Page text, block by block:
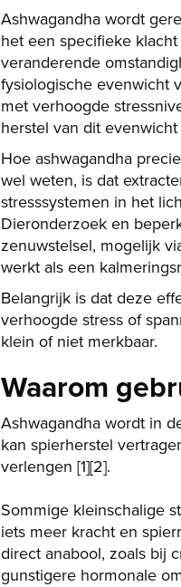
Ashwagandha wordt
het een specifieke
veranderende
fysiologische evenwicht
met verhoogde
herstel van dit evenwicht
Hoe ashwagandha
wel weten, is dat
stresssystemen in het
Dieronderzoek en
zenuwstelsel, mogelijk
werkt als een
Belangrijk is dat deze
verhoogde stress of
klein of niet merkbaar.
Waarom
Ashwagandha wordt in
kan spierherstel
verlengen [1][2].
Sommige kleinschalige
iets meer kracht en
direct anabool, zoals bij
gunstigere hormonale